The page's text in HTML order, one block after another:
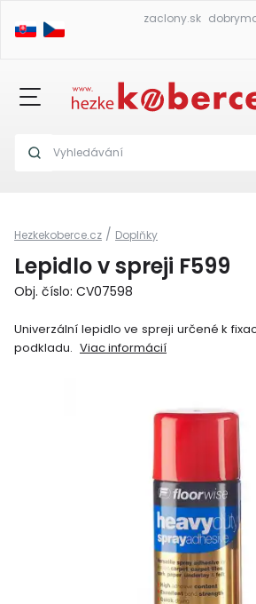
zaclony.sk
Hezkekoberce.cz / Doplňky
Lepidlo v spreji F599
Obj. číslo: CV07598
Univerzální lepidlo ve spreji určené k
podkladu. Viac informácií